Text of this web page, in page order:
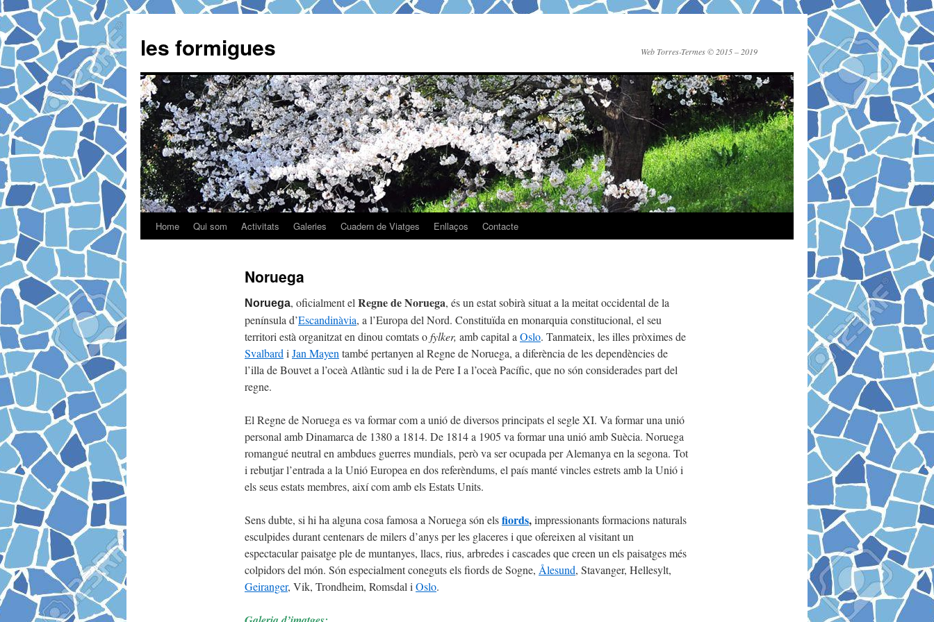
contingut
les formigues Web Torres-Termes © 2015 – 2019
Home Qui som Activitats Galeries Cuadern de Viatges Enllaços Contacte
Noruega
Noruega, oficialment el Regne de Noruega, és un estat sobirà situat a la meitat occidental de la
península d’Escandinàvia, a l’Europa del Nord. Constituïda en monarquia constitucional, el seu
territori està organitzat en dinou comtats ofylker, amb capital a Oslo. Tanmateix, les illes pròximes de
Svalbard i Jan Mayen també pertanyen al Regne de Noruega, a diferència de les dependències de
l’illa de Bouvet a l’oceà Atlàntic sud i la de Pere I a l’oceà Pacífic, que no són considerades part del
regne.
El Regne de Noruega es va formar com a unió de diversos principats el segle XI. Va formar una unió
personal amb Dinamarca de 1380 a 1814. De 1814 a 1905 va formar una unió amb Suècia. Noruega
romangué neutral en ambdues guerres mundials, però va ser ocupada per Alemanya en la segona. Tot
i rebutjar l’entrada a la Unió Europea en dos referèndums, el país manté vincles estrets amb la Unió i
els seus estats membres, així com amb els Estats Units.
Sens dubte, si hi ha alguna cosa famosa a Noruega són elsfiords,impressionants formacions naturals
esculpides durant centenars de milers d’anys per les glaceres i que ofereixen al visitant un
espectacular paisatge ple de muntanyes, llacs, rius, arbredes i cascades que creen un els paisatges més
colpidors del món. Són especialment coneguts els fiords de Sogne, Ålesund, Stavanger, Hellesylt,
Geiranger, Vik, Trondheim, Romsdal i Oslo.